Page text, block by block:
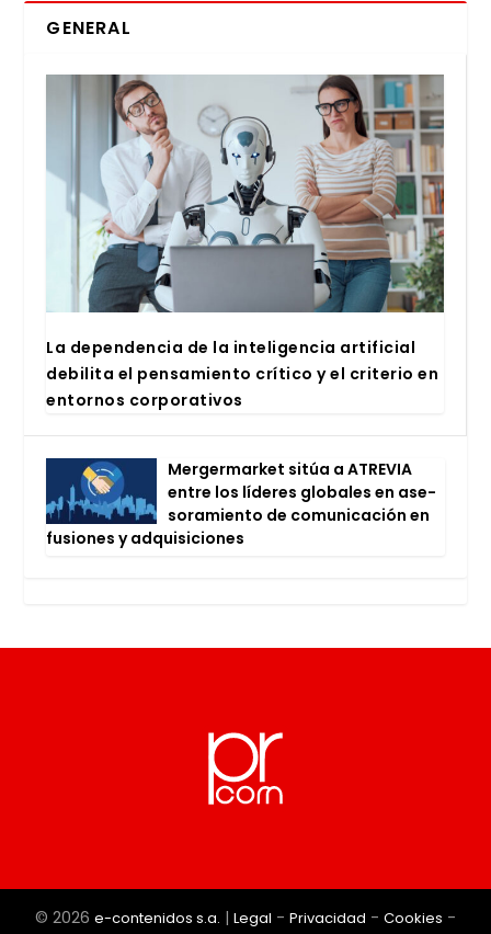
GENERAL
La depen­den­cia de la inte­li­gen­cia arti­fi­cial
debi­li­ta el pen­sa­mien­to crí­ti­co y el cri­te­rio en
entor­nos cor­po­ra­ti­vos
Mer­ger­mar­ket sitúa a ATRE­VIA
entre los líde­res glo­ba­les en ase­
so­ra­mien­to de comu­ni­ca­ción en
fusio­nes y adqui­si­cio­nes
© 2026 e-contenidos s.a. | Legal - Privacidad - Cookies -